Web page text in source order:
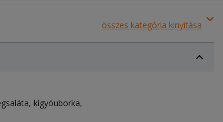
összes kategória kinyitása
kígyóuborka